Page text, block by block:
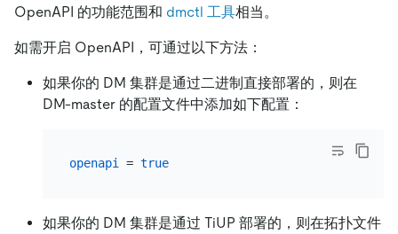
OpenAPI 的功能范围和 dmctl 工具相当。
如需开启 OpenAPI，可通过以下方法：
如果你的 DM 集群是通过二进制直接部署的，则在
DM-master 的配置文件中添加如下配置：
openapi = true
如果你的 DM 集群是通过 TiUP 部署的，则在拓扑文件